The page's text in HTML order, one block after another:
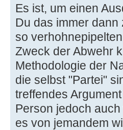
Es ist, um einen
Du das immer
so
Zweck der Abwehr
Methodologie der
die selbst "Partei"
treffendes
Person jedoch
es von jemandem